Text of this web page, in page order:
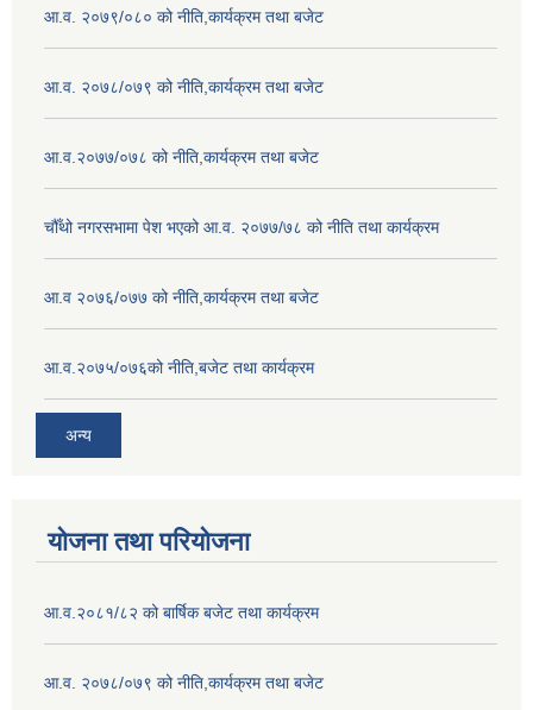
आ.व. २०७९/०८० को नीति,कार्यक्रम तथा बजेट
आ.व. २०७८/०७९ को नीति,कार्यक्रम तथा बजेट
आ.व.२०७७/०७८ को नीति,कार्यक्रम तथा बजेट
चौँथो नगरसभामा पेश भएको आ.व. २०७७/७८ को नीति तथा कार्यक्रम
आ.व २०७६/०७७ को नीति,कार्यक्रम तथा बजेट
आ.व.२०७५/०७६को नीति,बजेट तथा कार्यक्रम
अन्य
योजना तथा परियोजना
आ.व.२०८१/८२ को बार्षिक बजेट तथा कार्यक्रम
आ.व. २०७८/०७९ को नीति,कार्यक्रम तथा बजेट